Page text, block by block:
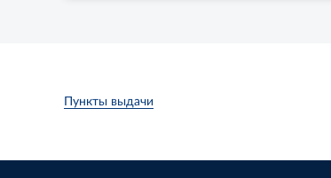
Пункты выдачи